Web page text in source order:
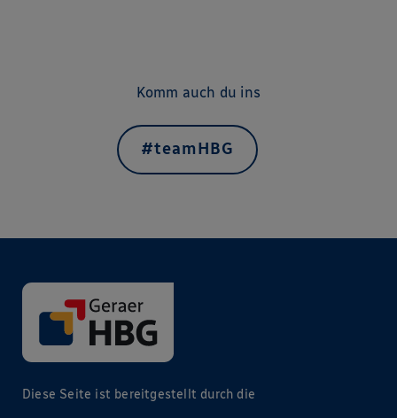
Komm auch du ins
#teamHBG
Diese Seite ist bereitgestellt durch die